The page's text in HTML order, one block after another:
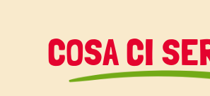
COSA CI